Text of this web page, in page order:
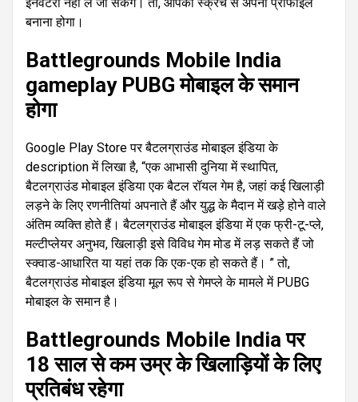
बनाना होगा।
Battlegrounds Mobile India
gameplay PUBG मोबाइल के समान
होगा
Google Play Store पर बैटलग्राउंड मोबाइल इंडिया के
description में लिखा है, “एक आभासी दुनिया में स्थापित,
बैटलग्राउंड मोबाइल इंडिया एक बैटल रॉयल गेम है, जहां कई खिलाड़ी
लड़ने के लिए रणनीतियां अपनाते हैं और युद्ध के मैदान में खड़े होने वाले
अंतिम व्यक्ति होते हैं। बैटलग्राउंड मोबाइल इंडिया में एक फ्री-टू-प्ले,
मल्टीप्लेयर अनुभव, खिलाड़ी इसे विविध गेम मोड में लड़ सकते हैं जो
स्क्वाड-आधारित या यहां तक कि एक-एक हो सकते हैं। ” तो,
बैटलग्राउंड मोबाइल इंडिया मूल रूप से गेमप्ले के मामले में PUBG
मोबाइल के समान है।
Battlegrounds Mobile India पर
18 साल से कम उम्र के खिलाड़ियों के लिए
प्रतिबंध रहेगा